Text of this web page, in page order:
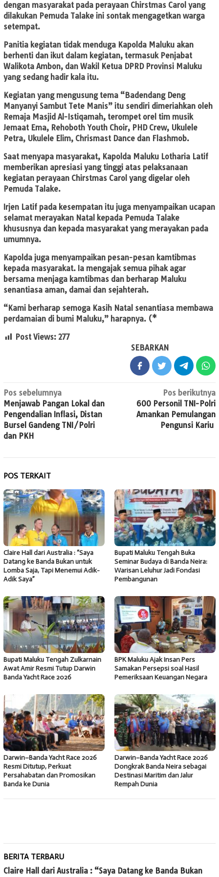
dengan masyarakat pada perayaan Chirstmas Carol yang
dilakukan Pemuda Talake ini sontak mengagetkan warga
setempat.
Panitia kegiatan tidak menduga Kapolda Maluku akan
berhenti dan ikut dalam kegiatan, termasuk Penjabat
Walikota Ambon, dan Wakil Ketua DPRD Provinsi Maluku
yang sedang hadir kala itu.
Kegiatan yang mengusung tema “Badendang Deng
Manyanyi Sambut Tete Manis” itu sendiri dimeriahkan oleh
Remaja Masjid Al-Istiqamah, terompet orel tim musik
Jemaat Ema, Rehoboth Youth Choir, PHD Crew, Ukulele
Petra, Ukulele Elim, Chrismast Dance dan Flashmob.
Saat menyapa masyarakat, Kapolda Maluku Lotharia Latif
memberikan apresiasi yang tinggi atas pelaksanaan
kegiatan perayaan Chirstmas Carol yang digelar oleh
Pemuda Talake.
Irjen Latif pada kesempatan itu juga menyampaikan ucapan
selamat merayakan Natal kepada Pemuda Talake
khususnya dan kepada masyarakat yang merayakan pada
umumnya.
Kapolda juga menyampaikan pesan-pesan kamtibmas
kepada masyarakat. Ia mengajak semua pihak agar
bersama menjaga kamtibmas dan berharap Maluku
senantiasa aman, damai dan sejahterah.
“Kami berharap semoga Kasih Natal senantiasa membawa
perdamaian di bumi Maluku,” harapnya. (*
Post Views: 277
SEBARKAN
Navigasi
pos
Pos sebelumnya
Menjawab Pangan Lokal dan
Pengendalian Inflasi, Distan
Bursel Gandeng TNI/Polri
dan PKH
Pos berikutnya
600 Personil TNI-Polri
Amankan Pemulangan
Pengunsi Kariu
POS TERKAIT
Claire Hall dari Australia : “Saya
Datang ke Banda Bukan untuk
Lomba Saja, Tapi Menemui Adik-
Adik Saya”
Bupati Maluku Tengah Buka
Seminar Budaya di Banda Neira:
Warisan Leluhur Jadi Fondasi
Pembangunan
Bupati Maluku Tengah Zulkarnain
Awat Amir Resmi Tutup Darwin
Banda Yacht Race 2026
BPK Maluku Ajak Insan Pers
Samakan Persepsi soal Hasil
Pemeriksaan Keuangan Negara
Darwin–Banda Yacht Race 2026
Resmi Ditutup, Perkuat
Persahabatan dan Promosikan
Banda ke Dunia
Darwin–Banda Yacht Race 2026
Dongkrak Banda Neira sebagai
Destinasi Maritim dan Jalur
Rempah Dunia
BERITA TERBARU
Claire Hall dari Australia : “Saya Datang ke Banda Bukan